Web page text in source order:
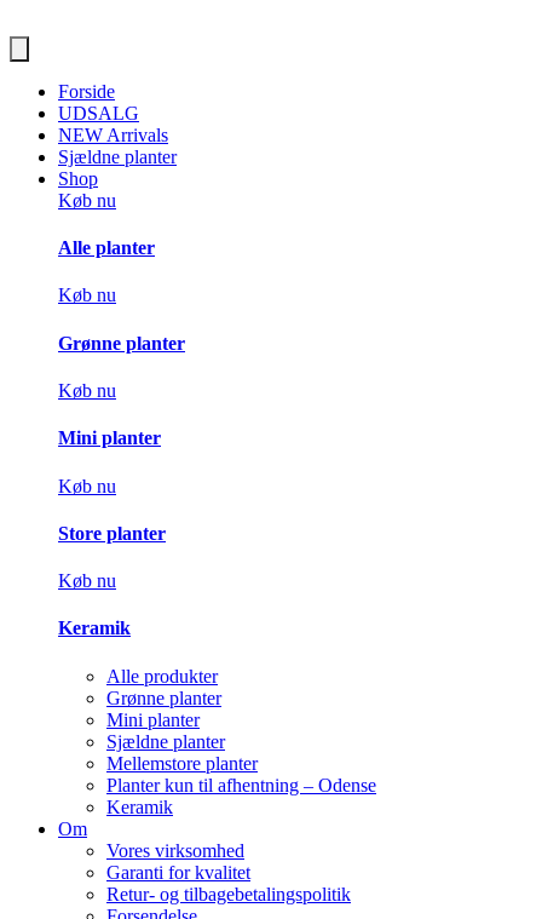
Forside
UDSALG
NEW Arrivals
Sjældne planter
Shop
Køb nu
Alle planter
Køb nu
Grønne planter
Køb nu
Mini planter
Køb nu
Store planter
Køb nu
Keramik
Alle produkter
Grønne planter
Mini planter
Sjældne planter
Mellemstore planter
Planter kun til afhentning – Odense
Keramik
Om
Vores virksomhed
Garanti for kvalitet
Retur- og tilbagebetalingspolitik